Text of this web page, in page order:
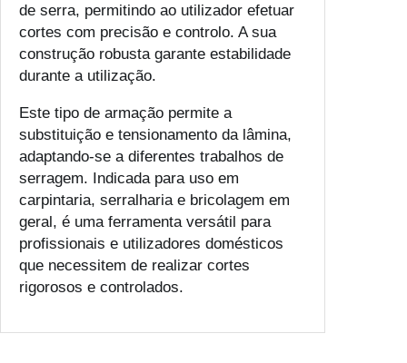
de serra, permitindo ao utilizador efetuar
cortes com precisão e controlo. A sua
construção robusta garante estabilidade
durante a utilização.
Este tipo de armação permite a
substituição e tensionamento da lâmina,
adaptando-se a diferentes trabalhos de
serragem. Indicada para uso em
carpintaria, serralharia e bricolagem em
geral, é uma ferramenta versátil para
profissionais e utilizadores domésticos
que necessitem de realizar cortes
rigorosos e controlados.